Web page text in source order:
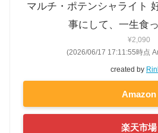
マルチ・ポテンシャライト
事にして、一生食
created by
¥2,090
(2026/06/17 17:11:55時点
Amazon
楽天市場